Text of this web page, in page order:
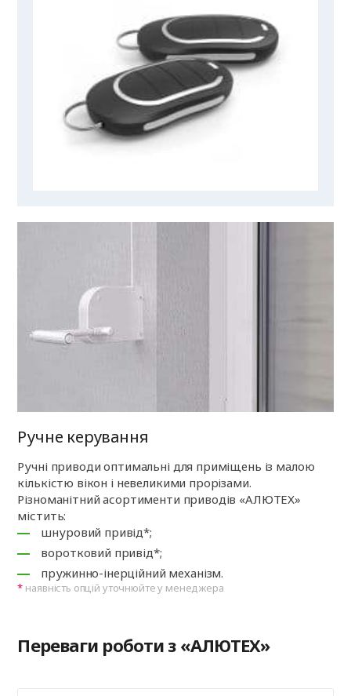
Ручне керування
Ручні приводи оптимальні для приміщень із малою
кількістю вікон і невеликими прорізами.
Різноманітний асортименти приводів «АЛЮТЕХ»
містить:
шнуровий привід*;
воротковий привід*;
пружинно-інерційний механізм.
наявність опцій уточнюйте у менеджера
Переваги роботи з «АЛЮТЕХ»